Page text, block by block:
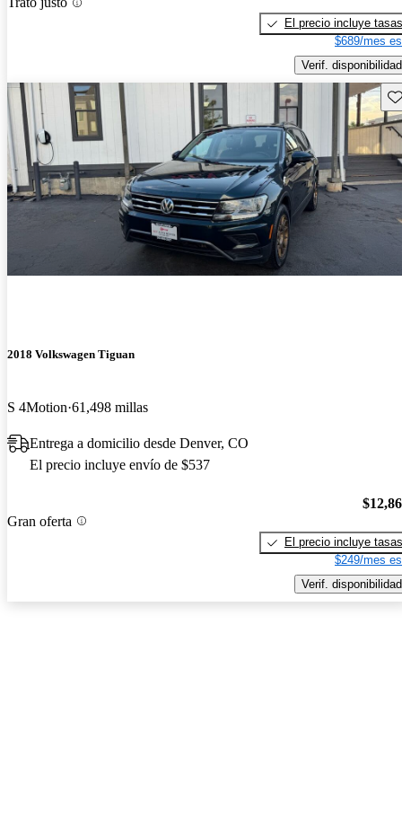
El precio incluye tasas
$689/mes
Verif. disponibilidad
2018 Volkswagen Tiguan
S 4Motion 61,498 millas
Entrega a domicilio desde Denver, CO
El precio incluye envío de $537
Gran oferta
El precio incluye tasas
$249/mes
Verif. disponibilidad